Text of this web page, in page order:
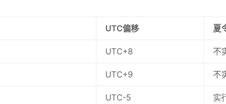
UTC偏移 夏
UTC+8 不
UTC+9 不
UTC-5 实